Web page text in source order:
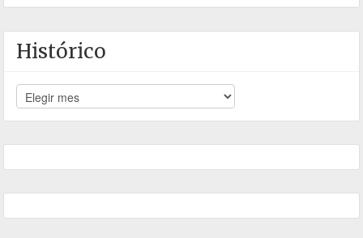
Histórico